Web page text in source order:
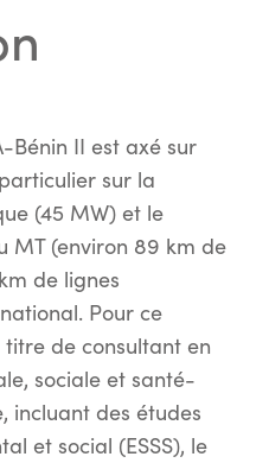
Bénin II est axé sur
sur la
(45 MW) et le
MT (environ 89 km de
de lignes
Pour ce
de consultant en
sociale et santé-
incluant des études
et social (ESSS), le